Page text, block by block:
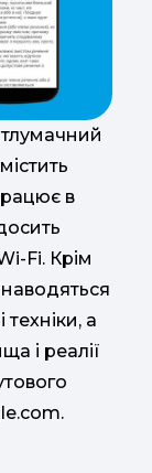
в
Fi. Крім
техніки, а
і реалії